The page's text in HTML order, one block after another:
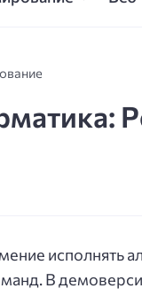
исполнять
В